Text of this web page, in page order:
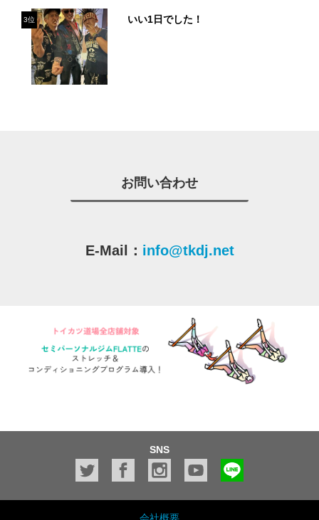
3位 いい1日でした！
お問い合わせ
E-Mail： info@tkdj.net
SNS
会社概要